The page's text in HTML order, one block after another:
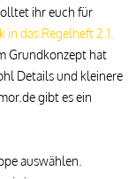
ihr euch für
in das Regelheft 2.1.
Grundkonzept hat
Details und kleinere
gibt es ein
auswählen.